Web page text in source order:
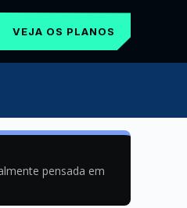
VEJA OS PLANOS
pensada em